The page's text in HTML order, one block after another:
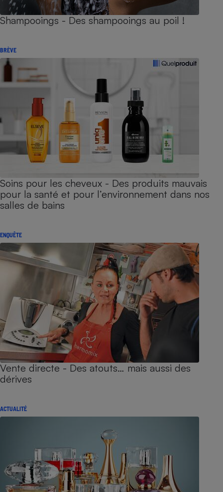
Shampooings - Des shampooings au poil !
BRÈVE
Soins pour les cheveux - Des produits mauvais
pour la santé et pour l’environnement dans nos
salles de bains
ENQUÊTE
Vente directe - Des atouts… mais aussi des
dérives
ACTUALITÉ